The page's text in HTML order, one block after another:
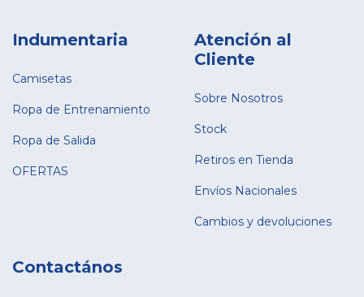
Indumentaria
Camisetas
Ropa de Entrenamiento
Ropa de Salida
OFERTAS
Atención al
Cliente
Sobre Nosotros
Stock
Retiros en Tienda
Envíos Nacionales
Cambios y devoluciones
Contactános